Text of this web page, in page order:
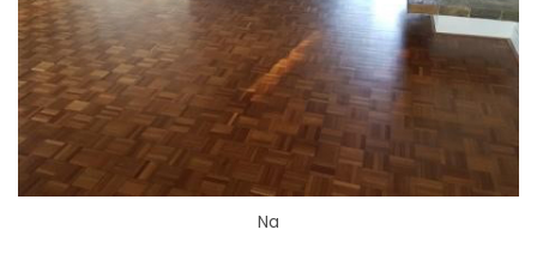
Na